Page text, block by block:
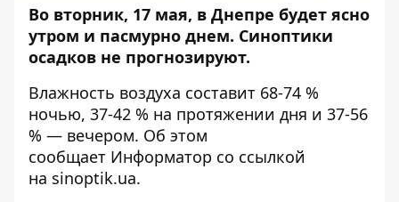
Во вторник, 17 мая, в Днепре будет ясно
утром и пасмурно днем. Синоптики
осадков не прогнозируют.
Влажность воздуха составит 68-74 %
ночью, 37-42 % на протяжении дня и 37-56
% — вечером. Об этом
сообщает Информатор со ссылкой
на sinoptik.ua.